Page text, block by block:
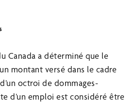
Canada a déterminé que le
montant versé dans le cadre
octroi de dommages-
d’un emploi est considéré être